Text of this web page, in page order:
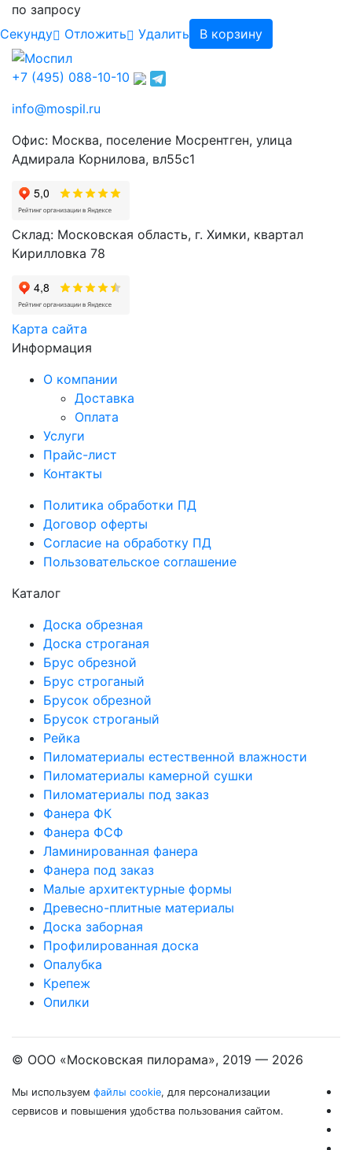
по запросу
Cекунду
Отложить Удалить В корзину
+7 (495) 088-10-10
info@mospil.ru
Офис: Москва, поселение Мосрентген, улица
Адмирала Корнилова, вл55с1
Склад: Московская область, г. Химки, квартал
Кирилловка 78
Карта сайта
Информация
О компании
Доставка
Оплата
Услуги
Прайс-лист
Контакты
Политика обработки ПД
Договор оферты
Согласие на обработку ПД
Пользовательское соглашение
Каталог
Доска обрезная
Доска строганая
Брус обрезной
Брус строганый
Брусок обрезной
Брусок строганый
Рейка
Пиломатериалы естественной влажности
Пиломатериалы камерной сушки
Пиломатериалы под заказ
Фанера ФК
Фанера ФСФ
Ламинированная фанера
Фанера под заказ
Малые архитектурные формы
Древесно-плитные материалы
Доска заборная
Профилированная доска
Опалубка
Крепеж
Опилки
© ООО «Московская пилорама», 2019 — 2026
Мы используем файлы cookie, для персонализации
сервисов и повышения удобства пользования сайтом.